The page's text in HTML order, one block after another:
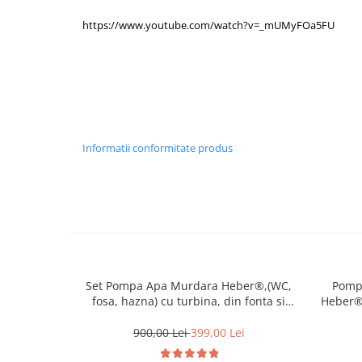
https://www.youtube.com/watch?v=_mUMyFOa5FU
Informatii conformitate produs
Set Pompa Apa Murdara Heber®,(WC,
fosa, hazna) cu turbina, din fonta si
metalice
900,00 Lei399,00 Lei